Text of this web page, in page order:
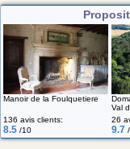
Manoir de la Foulquetiere
Val
136 avis clients:
8.5 /10
26
9.7